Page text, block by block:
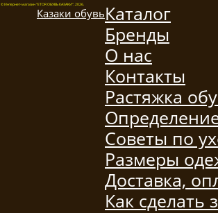
© Интернет-магазин "ETOR ОБУВЬ КАЗАКИ", 2026.
Казаки обувьКаталог
Бренды
О нас
Контакты
Растяжка
Советы по
Размеры
Доставка,
Как сделать